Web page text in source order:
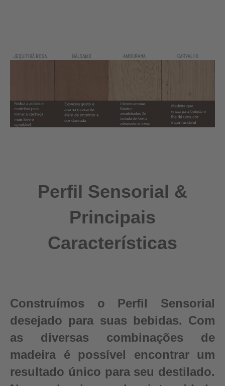
Perfil Sensorial &
Principais
Características
Construímos o Perfil Sensorial
desejado para suas bebidas. Com
as diversas combinações de
madeira é possível encontrar um
resultado único para seu destilado.